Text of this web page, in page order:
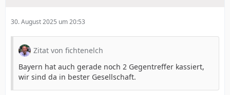
30. August 2025 um 20:53
Zitat von fichtenelch
Bayern hat auch gerade noch 2 Gegentreffer kassiert,
wir sind da in bester Gesellschaft.